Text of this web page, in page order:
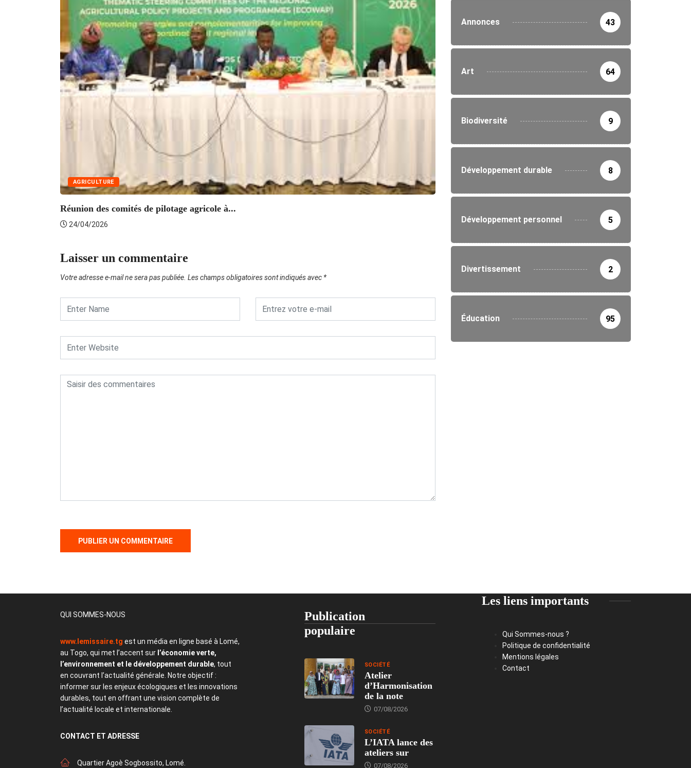
AGRICULTURE
Réunion des comités de pilotage agricole à...
24/04/2026
CULTURE
Lancement du championnat génie Imhotep
Laisser un commentaire
Votre adresse e-mail ne sera pas publiée. Les champs obligatoires sont indiqués avec *
Annonces 43
Art 64
Biodiversité 9
Développement durable 8
Développement personnel 5
Divertissement 2
Éducation 95
QUI SOMMES-NOUS
www.lemissaire.tg est un média en ligne basé à Lomé,
au Togo, qui met l’accent sur l’économie verte,
l’environnement et le développement durable, tout
en couvrant l’actualité générale. Notre objectif :
informer sur les enjeux écologiques et les innovations
durables, tout en offrant une vision complète de
l’actualité locale et internationale.
CONTACT ET ADRESSE
Quartier Agoè Sogbossito, Lomé.
Publication
populaire
SOCIÉTÉ
Atelier
d’Harmonisation
de la note
07/08/2026
SOCIÉTÉ
L’IATA lance des
ateliers sur
07/08/2026
Les liens importants
Qui Sommes-nous ?
Politique de confidentialité
Mentions légales
Contact